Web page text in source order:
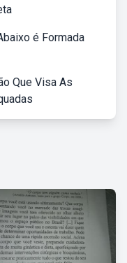
é Formada
Que Visa As